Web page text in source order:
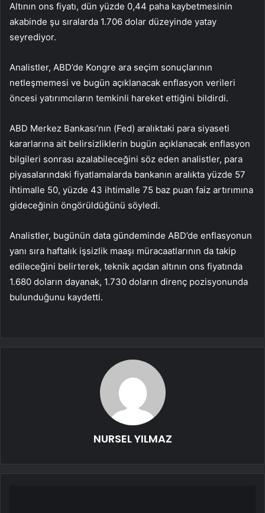
Altının ons fiyatı, dün yüzde 0,44 paha kaybetmesinin
akabinde şu sıralarda 1.706 dolar düzeyinde yatay
seyrediyor.
Analistler, ABD’de Kongre ara seçim sonuçlarının
netleşmemesi ve bugün açıklanacak enflasyon verileri
öncesi yatırımcıların temkinli hareket ettiğini bildirdi.
ABD Merkez Bankası’nın (Fed) aralıktaki para siyaseti
kararlarına ait belirsizliklerin bugün açıklanacak enflasyon
bilgileri sonrası azalabileceğini söz eden analistler, para
piyasalarındaki fiyatlamalarda bankanın aralıkta yüzde 57
ihtimalle 50, yüzde 43 ihtimalle 75 baz puan faiz artırımına
gideceğinin öngörüldüğünü söyledi.
Analistler, bugünün data gündeminde ABD’de enflasyonun
yanı sıra haftalık işsizlik maaşı müracaatlarının da takip
edileceğini belirterek, teknik açıdan altının ons fiyatında
1.680 doların dayanak, 1.730 doların direnç pozisyonunda
bulunduğunu kaydetti.
NURSEL YILMAZ